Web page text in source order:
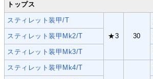
トップス
スティレット装甲/T
★3 30
スティレット装甲Mk2/T
スティレット装甲Mk3/T
スティレット装甲Mk4/T